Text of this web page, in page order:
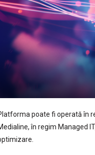
poate fi operată în
în regim Managed